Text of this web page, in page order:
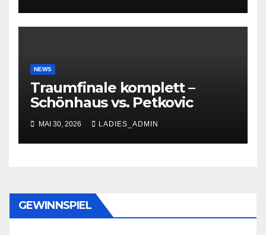
NEWS
Traumfinale komplett –
Schönhaus vs. Petkovic
MAI 30, 2026 LADIES_ADMIN
GEWINNSPIEL